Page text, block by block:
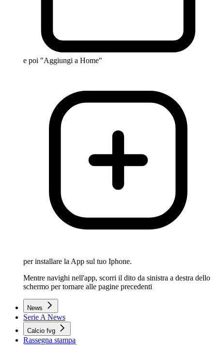
e poi "Aggiungi a Home"
per installare la App sul tuo Iphone.
Mentre navighi nell'app, scorri il dito da sinistra a destra dello
schermo per tornare alle pagine precedenti
News
Serie A News
Calcio fvg
Rassegna stampa